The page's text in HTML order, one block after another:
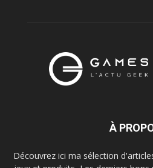
À
Découvrez ici ma sélection